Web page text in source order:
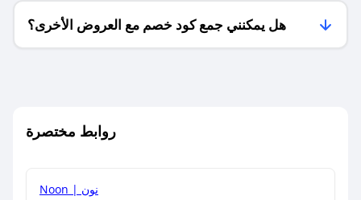
هل يمكنني جمع كود خصم مع العروض الأخرى؟
روابط مختصرة
Noon | نون